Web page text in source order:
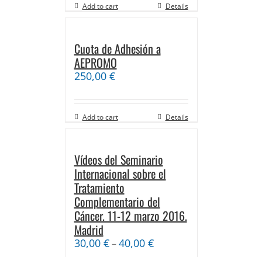
Add to cart Details
Cuota de Adhesión a
AEPROMO
250,00 €
Add to cart Details
Vídeos del Seminario
Internacional sobre el
Tratamiento
Complementario del
Cáncer. 11-12 marzo 2016.
Madrid
30,00 €–40,00 €